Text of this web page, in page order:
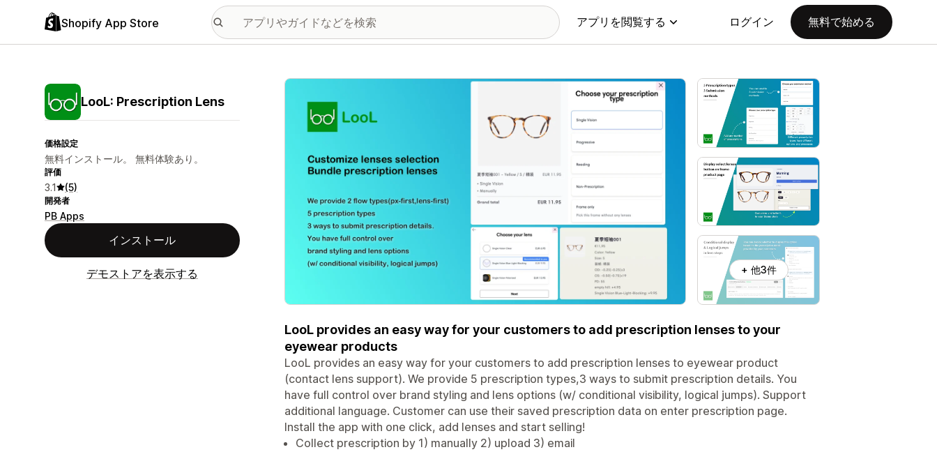
Shopify App Store アプリを閲覧する ログイン 無料で始める
LooL: Prescription Lens
価格設定
無料インストール。 無料体験あり。
評価
3.1 (5)
開発者
PB Apps
インストール
デモストアを表示する
特集の画像ギャラリー
+ 他3件
LooL provides an easy way for your customers to add prescription lenses to your
eyewear products
LooL provides an easy way for your customers to add prescription lenses to eyewear product
(contact lens support). We provide 5 prescription types,3 ways to submit prescription details. You
have full control over brand styling and lens options (w/ conditional visibility, logical jumps). Support
additional language. Customer can use their saved prescription data on enter prescription page.
Install the app with one click, add lenses and start selling!
Collect prescription by 1) manually 2) upload 3) email